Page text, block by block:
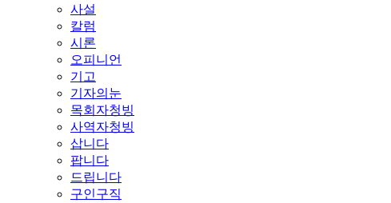
사설
칼럼
시론
오피니언
기고
기자의눈
목회자청빙
사역자청빙
삽니다
팝니다
드립니다
구인구직